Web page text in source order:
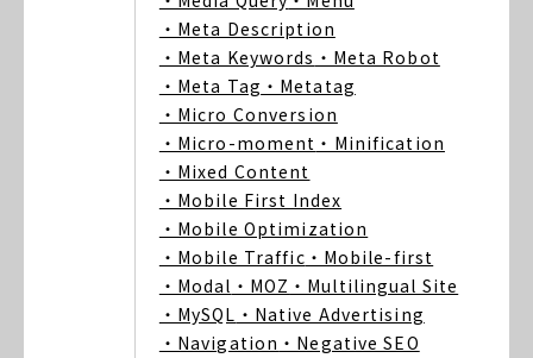
・Meta Description
・Meta Keywords ・Meta Robot
・Meta Tag ・Metatag
・Micro Conversion
・Micro-moment ・Minification
・Mixed Content
・Mobile First Index
・Mobile Optimization
・Mobile Traffic ・Mobile-first
・Modal ・MOZ ・Multilingual Site
・MySQL ・Native Advertising
・Navigation ・Negative SEO